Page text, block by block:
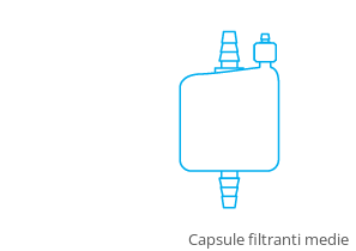
Capsule filtranti medie